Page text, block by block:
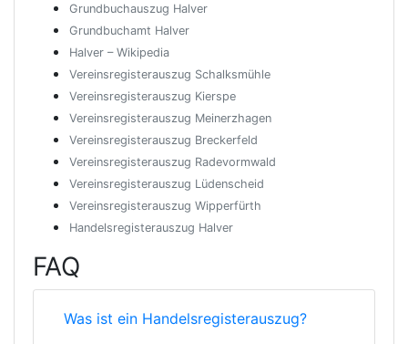
Grundbuchauszug Halver
Grundbuchamt Halver
Halver – Wikipedia
Vereinsregisterauszug Schalksmühle
Vereinsregisterauszug Kierspe
Vereinsregisterauszug Meinerzhagen
Vereinsregisterauszug Breckerfeld
Vereinsregisterauszug Radevormwald
Vereinsregisterauszug Lüdenscheid
Vereinsregisterauszug Wipperfürth
Handelsregisterauszug Halver
FAQ
Was ist ein Handelsregisterauszug?